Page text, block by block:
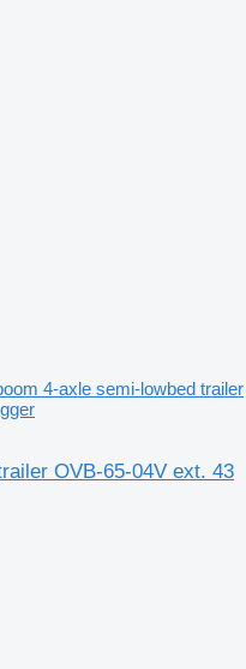
4-axle semi-lowbed trailer
OVB-65-04V ext. 43